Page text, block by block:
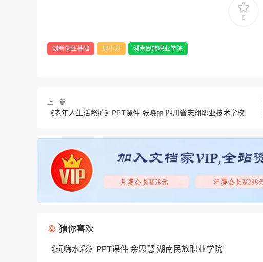
0
创新创业基础 周小力 湖南民族职业学院
上一篇
《老年人生活照护》PPT课件 张晓丽 四川省志翔职业技术学校
猜你喜欢
《玩嗨水彩》PPT课件 余思慧 湖南民族职业学院